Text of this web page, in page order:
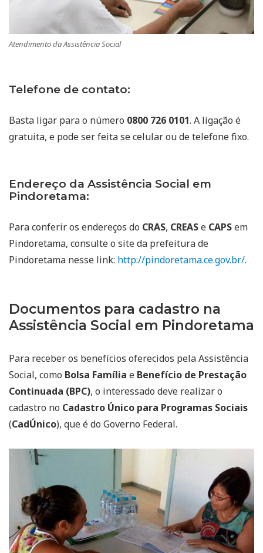
Atendimento da Assistência Social
Telefone de contato:
Basta ligar para o número 0800 726 0101. A ligação é
gratuita, e pode ser feita se celular ou de telefone fixo.
Endereço da Assistência Social em
Pindoretama:
Para conferir os endereços do CRAS, CREASe CAPSem
Pindoretama, consulte o site da prefeitura de
Pindoretama nesse link: http://pindoretama.ce.gov.br/.
Documentos para cadastro na
Assistência Social em Pindoretama
Para receber os benefícios oferecidos pela Assistência
Social, como Bolsa Família e Benefício de Prestação
Continuada (BPC), o interessado deve realizar o
cadastro no Cadastro Único para Programas Sociais
(CadÚnico), que é do Governo Federal.